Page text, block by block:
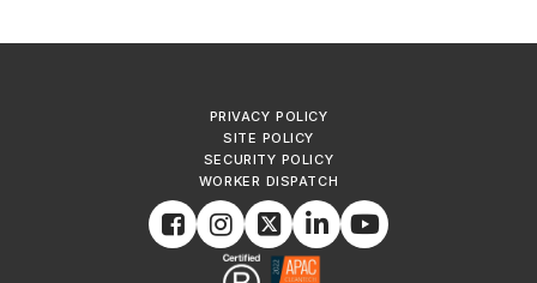
PRIVACY POLICY
SITE POLICY
SECURITY POLICY
WORKER DISPATCH